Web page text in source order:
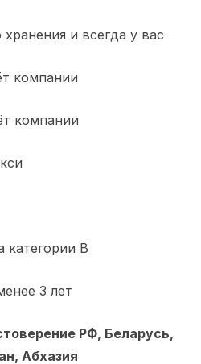
и всегда у вас
компании
компании
категории В
3 лет
РФ, Беларусь,
Абхазия